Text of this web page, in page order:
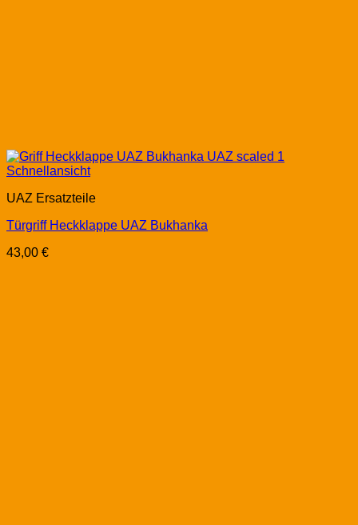
Schnellansicht
UAZ Ersatzteile
Türgriff Heckklappe UAZ Bukhanka
43,00 €